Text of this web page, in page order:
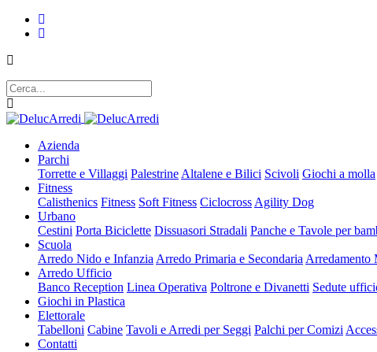
Azienda
Parchi
Torrette e Villaggi Palestrine Altalene e Bilici Scivoli Giochi a molla
Fitness
Calisthenics Fitness Soft Fitness Ciclocross Agility Dog
Urbano
Cestini Porta Biciclette Dissuasori Stradali Panche e Tavole per
Scuola
Arredo Nido e Infanzia Arredo Primaria e Secondaria Arredamento
Arredo Ufficio
Banco Reception Linea Operativa Poltrone e Divanetti Sedute
Giochi in Plastica
Elettorale
Tabelloni Cabine Tavoli e Arredi per Seggi Palchi per Comizi
Contatti